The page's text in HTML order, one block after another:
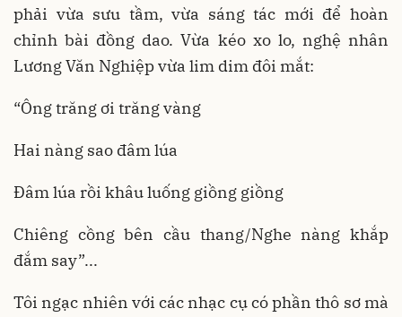
phải vừa sưu tầm, vừa sáng tác mới để hoàn
chỉnh bài đồng dao. Vừa kéo xo lo, nghệ nhân
Lương Văn Nghiệp vừa lim dim đôi mắt:
“Ông trăng ơi trăng vàng
Hai nàng sao đâm lúa
Đâm lúa rồi khâu luống giồng giồng
Chiêng cồng bên cầu thang/Nghe nàng khắp
đắm say”...
Tôi ngạc nhiên với các nhạc cụ có phần thô sơ mà